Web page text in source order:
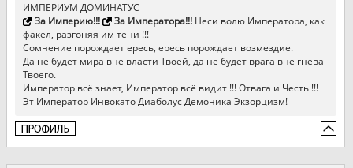
ИМПЕРИУМ ДОМИНАТУС
За Империю!!!
За Императора!!!Неси волю Императора, как
факел, разгоняя им тени !!!
Сомнение порождает ересь, ересь порождает возмездие.
Да не будет мира вне власти Твоей, да не будет врага вне гнева
Твоего.
Император всё знает, Император всё видит !!! Отвага и Честь !!!
Эт Император Инвокато Диаболус Демоника Экзорцизм!